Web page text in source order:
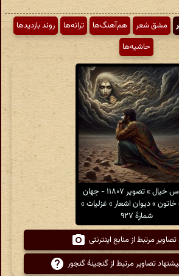
مشق شعر هم‌آهنگ‌ها ترانه‌ها
روند بازدیدها
حاشیه‌ها
فانوس خیال » تصویر ۱۱۸۰۷ - جهان
» دیوان اشعار » غزلیات »
شمارهٔ ۹۲۷
مرتبط از منابع اینترنتی
تصاویر مرتبط از گنجینهٔ گنجور